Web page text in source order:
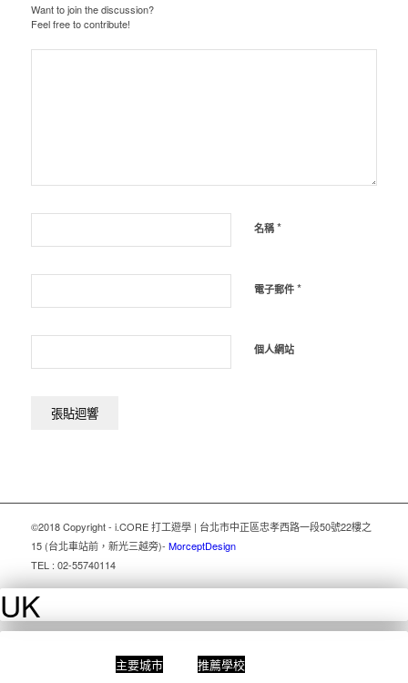
Want to join the discussion?
Feel free to contribute!
名稱 *
電子郵件 *
個人網站
©2018 Copyright - i.CORE 打工遊學 | 台北市中正區忠孝西路一段50號22樓之
15 (台北車站前，新光三越旁)- MorceptDesign
TEL : 02-55740114
UK
主要城市
推薦學校